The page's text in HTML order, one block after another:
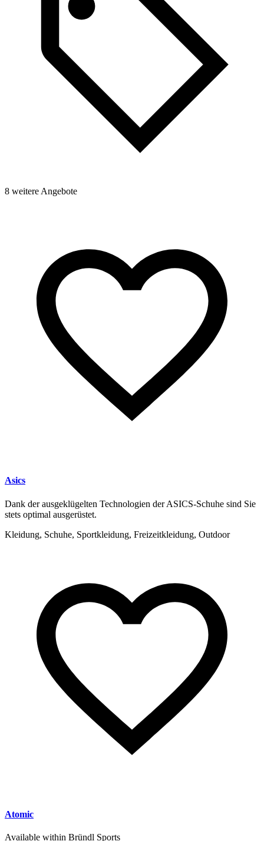
8 weitere Angebote
Asics
Dank der ausgeklügelten Technologien der ASICS-Schuhe sind Sie
stets optimal ausgerüstet.
Kleidung, Schuhe, Sportkleidung, Freizeitkleidung, Outdoor
Atomic
Available within Bründl Sports